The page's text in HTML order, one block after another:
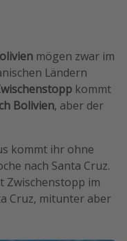
mögen zwar im
Ländern
kommt
Bolivien, aber der
kommt ihr ohne
nach Santa Cruz.
Zwischenstopp im
Cruz, mitunter aber